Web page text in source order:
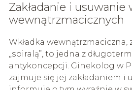
Zakładanie i usuwanie
wewnątrzmacicznych
Wkładka wewnątrzmaciczna,
„spiralą”, to jedna z
antykoncepcji. Ginekolog w
zajmuje się jej zakładaniem i